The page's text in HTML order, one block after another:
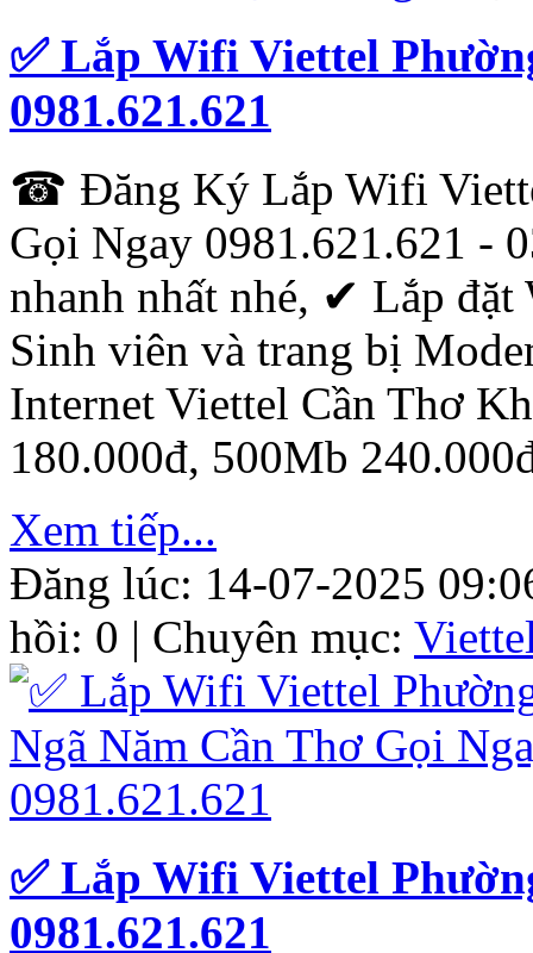
✅ Lắp Wifi Viettel
0981.621.621
☎ Đăng Ký Lắp Wifi
Gọi Ngay 0981.621.621 -
nhanh nhất nhé, ✔ ‎Lắp
Sinh viên và trang bị
Internet Viettel Cần Thơ
180.000đ, 500Mb
Xem tiếp...
Đăng lúc: 14-07-2025
hồi: 0 | Chuyên mục:
✅ Lắp Wifi Viettel
0981.621.621